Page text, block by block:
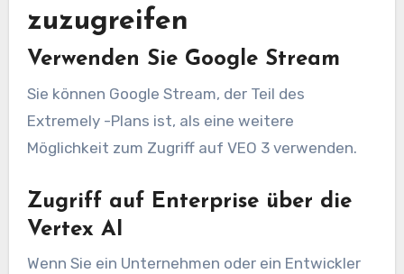
zuzugreifen
Verwenden Sie Google Stream
Sie können Google Stream, der Teil des
Extremely -Plans ist, als eine weitere
Möglichkeit zum Zugriff auf VEO 3 verwenden.
Zugriff auf Enterprise über die
Vertex AI
Wenn Sie ein Unternehmen oder ein Entwickler